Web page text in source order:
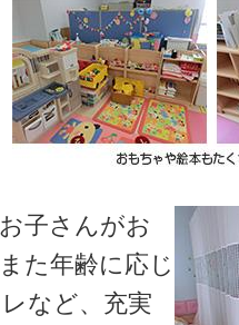
子さんがお
た年齢に応じ
など、充実